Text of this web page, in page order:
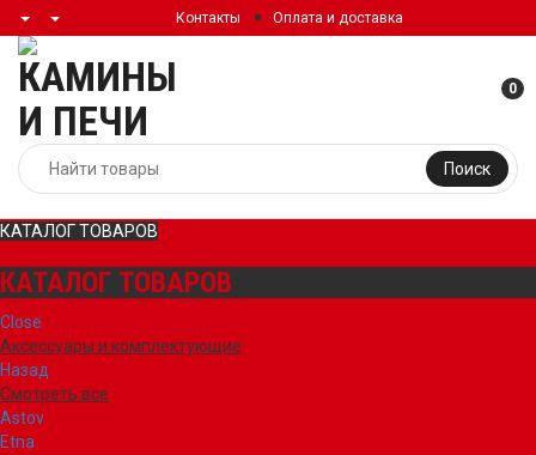
Контакты Оплата и доставка
Поиск
0
КАТАЛОГ ТОВАРОВ
КАТАЛОГ ТОВАРОВ
Close
Аксессуары и комплектующие
Назад
Смотреть все
Astov
Etna